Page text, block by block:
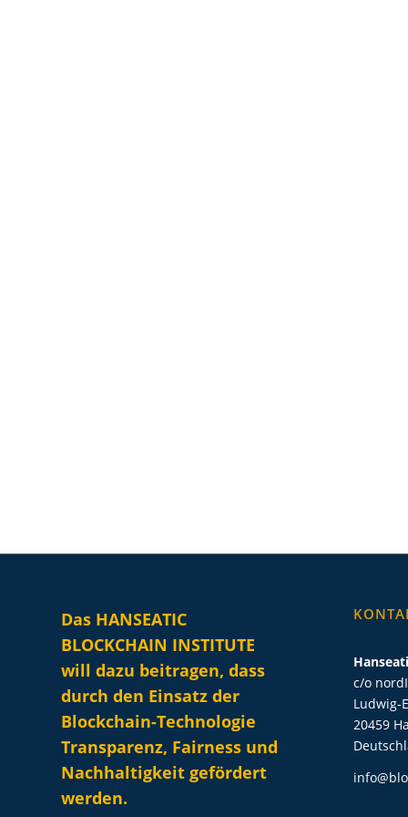
Das HANSEATIC
BLOCKCHAIN INSTITUTE
will dazu beitragen, dass
durch den Einsatz der
Blockchain-Technologie
Transparenz, Fairness und
Nachhaltigkeit gefördert
werden.
c/o
Ludwig-
20459